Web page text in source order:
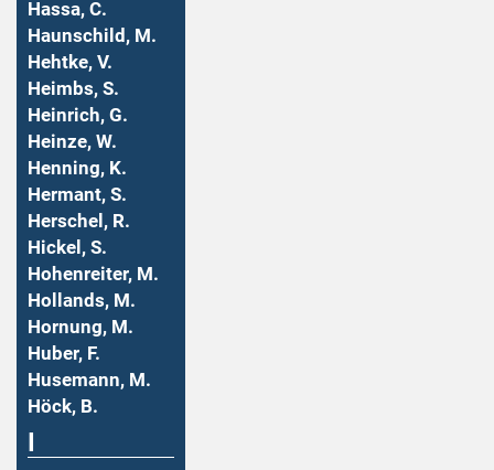
Hassa, C.
Haunschild, M.
Hehtke, V.
Heimbs, S.
Heinrich, G.
Heinze, W.
Henning, K.
Hermant, S.
Herschel, R.
Hickel, S.
Hohenreiter, M.
Hollands, M.
Hornung, M.
Huber, F.
Husemann, M.
Höck, B.